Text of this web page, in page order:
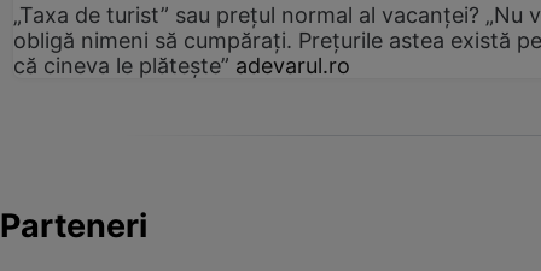
„Taxa de turist” sau prețul normal al vacanței? „Nu
obligă nimeni să cumpărați. Prețurile astea există
că cineva le plătește” adevarul.ro
Parteneri